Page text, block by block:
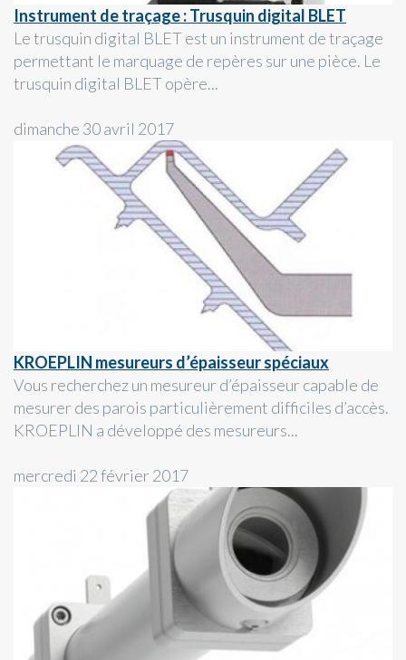
Instrument de traçage : Trusquin digital BLET
Le trusquin digital BLET est un instrument de traçage
permettant le marquage de repères sur une pièce. Le
trusquin digital BLET opère...
dimanche 30 avril 2017
KROEPLIN mesureurs d’épaisseur spéciaux
Vous recherchez un mesureur d’épaisseur capable de
mesurer des parois particulièrement difficiles d’accès.
KROEPLIN a développé des mesureurs...
mercredi 22 février 2017